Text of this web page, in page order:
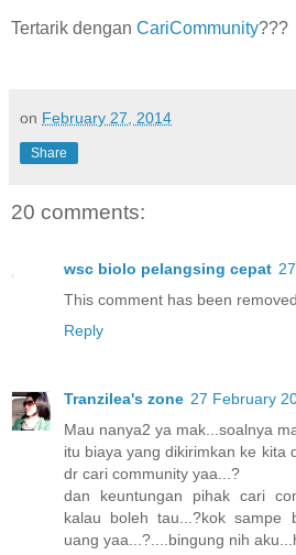
Tertarik dengan CariCommunity???
on February 27, 2014
Share
20 comments:
wsc biolo pelangsing cepat
This comment has been
Reply
Tranzilea's zone 27 February
Mau nanya2 ya mak...soalnya
itu biaya yang dikirimkan ke kita
dr cari community yaa...?
dan keuntungan pihak cari
kalau boleh tau...?kok sampe
uang yaa...?....bingung nih